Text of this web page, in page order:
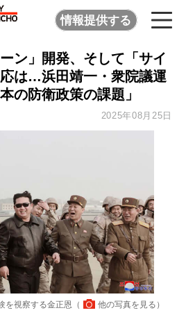
情報提供する
ン」開発、そして「サイ
は…浜田靖一・衆院議運
の防衛政策の課題」
2025年08月25日
を視察する金正恩（ 他の写真を見る ）